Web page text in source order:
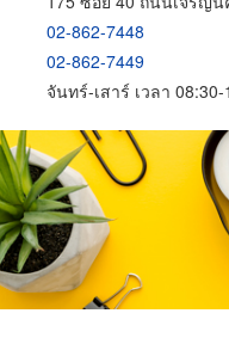
02-862-7448
02-862-7449
จันทร์-เสาร์ เวลา 08:30-